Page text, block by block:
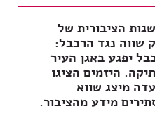
הציבורית של
שווה נגד הרכבל:
יפגע באגן העיר
היזמים הציגו
מיצג שווא
מידע מהציבור.